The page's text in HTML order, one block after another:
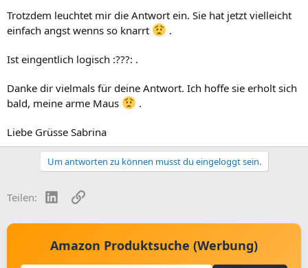
Trotzdem leuchtet mir die Antwort ein. Sie hat jetzt vielleicht
einfach angst wenns so knarrt
.
Ist eingentlich logisch :???: .
Danke dir vielmals für deine Antwort. Ich hoffe sie erholt sich
bald, meine arme Maus
.
Liebe Grüsse Sabrina
Um antworten zu können musst du eingeloggt sein.
Teilen: LinkedInLink
Amazon Produktsuche (Werbung)